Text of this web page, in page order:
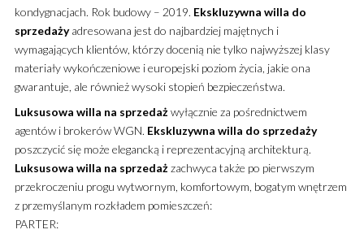
kondygnacjach. Rok budowy – 2019. Ekskluzywna willa do
sprzedażyadresowana jest do najbardziej majętnych i
wymagających klientów, którzy docenią nie tylko najwyższej klasy
materiały wykończeniowe i europejski poziom życia, jakie ona
gwarantuje, ale również wysoki stopień bezpieczeństwa.
Luksusowa willa na sprzedażwyłącznie za pośrednictwem
agentów i brokerów WGN. Ekskluzywna willa do sprzedaży
poszczycić się może elegancką i reprezentacyjną architekturą.
Luksusowa willa na sprzedażzachwyca także po pierwszym
przekroczeniu progu wytwornym, komfortowym, bogatym wnętrzem
z przemyślanym rozkładem pomieszczeń:
PARTER: